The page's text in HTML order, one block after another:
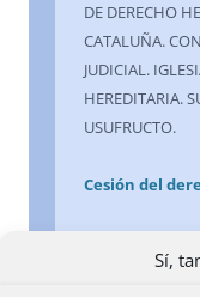
Sí,
DE DERECHO
CATALUÑA.
JUDICIAL.
HEREDITARIA.
USUFRUCTO.
Cesión del